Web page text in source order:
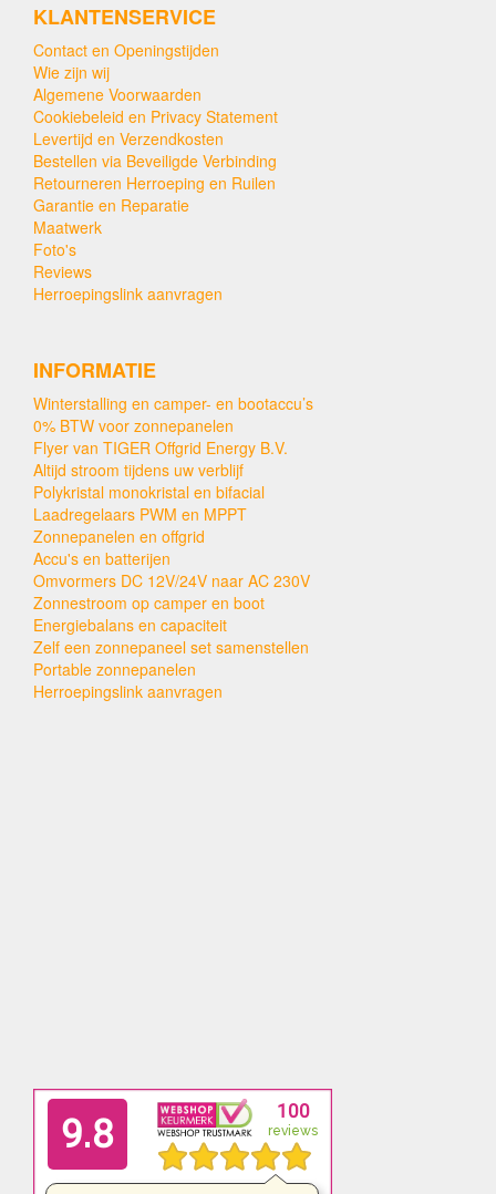
KLANTENSERVICE
Contact en Openingstijden
Wie zijn wij
Algemene Voorwaarden
Cookiebeleid en Privacy Statement
Levertijd en Verzendkosten
Bestellen via Beveiligde Verbinding
Retourneren Herroeping en Ruilen
Garantie en Reparatie
Maatwerk
Foto's
Reviews
Herroepingslink aanvragen
INFORMATIE
Winterstalling en camper- en bootaccu’s
0% BTW voor zonnepanelen
Flyer van TIGER Offgrid Energy B.V.
Altijd stroom tijdens uw verblijf
Polykristal monokristal en bifacial
Laadregelaars PWM en MPPT
Zonnepanelen en offgrid
Accu's en batterijen
Omvormers DC 12V/24V naar AC 230V
Zonnestroom op camper en boot
Energiebalans en capaciteit
Zelf een zonnepaneel set samenstellen
Portable zonnepanelen
Herroepingslink aanvragen